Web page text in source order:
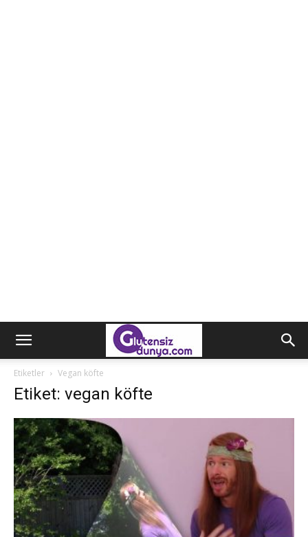
Etiketler Vegan köfte
Etiket: vegan köfte